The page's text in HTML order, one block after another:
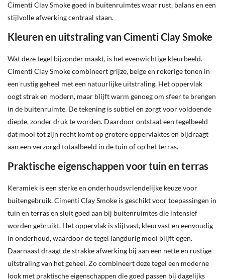
Cimenti Clay Smoke goed in buitenruimtes waar rust, balans en een
stijlvolle afwerking centraal staan.
Kleuren en uitstraling van Cimenti Clay Smoke
Wat deze tegel bijzonder maakt, is het evenwichtige kleurbeeld.
Cimenti Clay Smoke combineert grijze, beige en rokerige tonen in
een rustig geheel met een natuurlijke uitstraling. Het oppervlak
oogt strak en modern, maar blijft warm genoeg om sfeer te brengen
in de buitenruimte. De tekening is subtiel en zorgt voor voldoende
diepte, zonder druk te worden. Daardoor ontstaat een tegelbeeld
dat mooi tot zijn recht komt op grotere oppervlaktes en bijdraagt
aan een verzorgd totaalbeeld in de tuin of op het terras.
Praktische eigenschappen voor tuin en terras
Keramiek is een sterke en onderhoudsvriendelijke keuze voor
buitengebruik. Cimenti Clay Smoke is geschikt voor toepassingen in
tuin en terras en sluit goed aan bij buitenruimtes die intensief
worden gebruikt. Het oppervlak is slijtvast, kleurvast en eenvoudig
in onderhoud, waardoor de tegel langdurig mooi blijft ogen.
Daarnaast draagt de strakke afwerking bij aan een nette en rustige
uitstraling van het geheel. Zo combineert deze tegel een moderne
look met praktische eigenschappen die goed passen bij dagelijks